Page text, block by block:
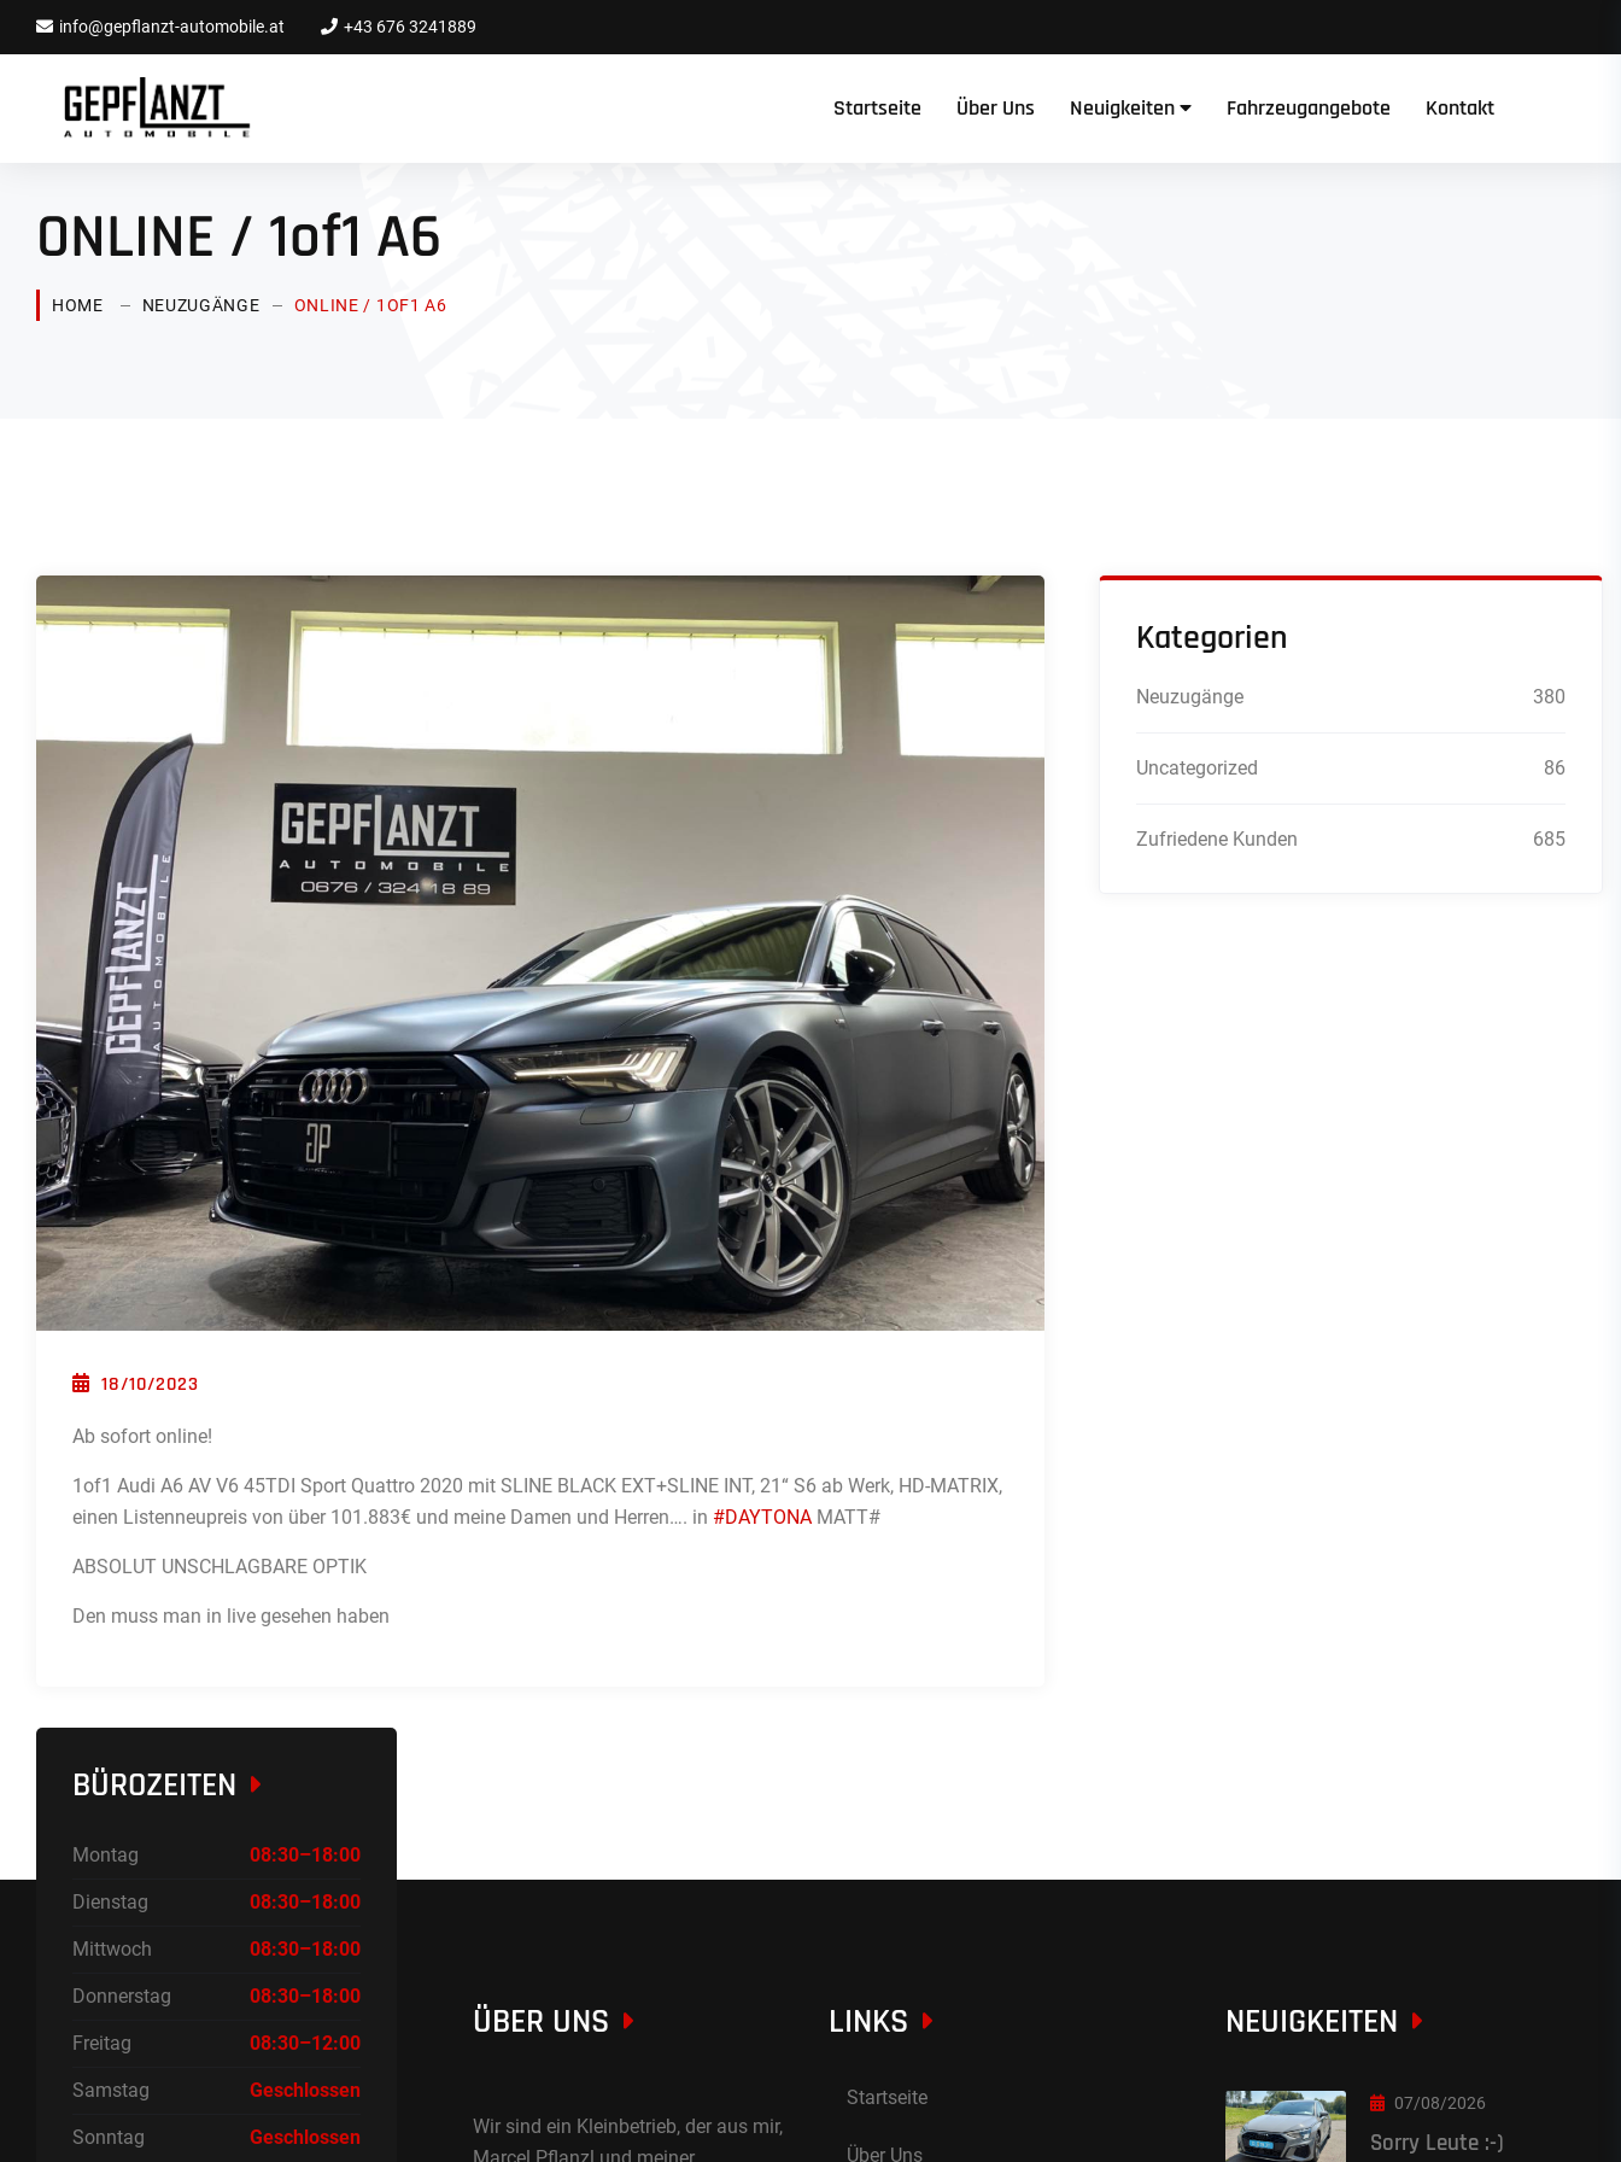
info@gepflanzt-automobile.at +43 676 3241889
Startseite Über Uns Neuigkeiten Fahrzeugangebote Kontakt
ONLINE / 1of1 A6
HOME NEUZUGÄNGE ONLINE / 1OF1 A6
POSTED ON
18/10/2023
Ab sofort online!
1of1 Audi A6 AV V6 45TDI Sport Quattro 2020 mit SLINE BLACK EXT+SLINE INT, 21“ S6 ab Werk, HD-MATRIX,
einen Listenneupreis von über 101.883€ und meine Damen und Herren…. in #DAYTONA MATT#
ABSOLUT UNSCHLAGBARE OPTIK
Den muss man in live gesehen haben
Kategorien
Neuzugänge 380
Uncategorized 86
Zufriedene Kunden 685
BÜROZEITEN
Montag 08:30–18:00
Dienstag 08:30–18:00
Mittwoch 08:30–18:00
Donnerstag 08:30–18:00
Freitag 08:30–12:00
Samstag Geschlossen
Sonntag Geschlossen
ÜBER UNS
Wir sind ein Kleinbetrieb, der aus mir,
LINKS
Startseite
Über Uns
NEUIGKEITEN
07/08/2026
Sorry Leute :-)